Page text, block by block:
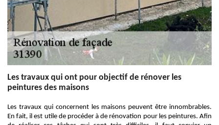
Les travaux qui ont pour objectif de rénover les
peintures des maisons
Les travaux qui concernent les maisons peuvent être innombrables.
En fait, il est utile de procéder à de rénovation pour les peintures. Afin